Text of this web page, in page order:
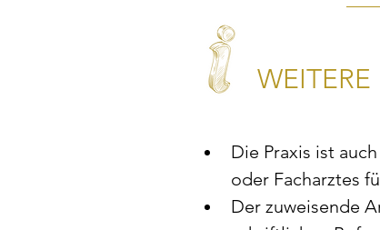
Die Praxis ist
oder Facharztes
Der zuweisende